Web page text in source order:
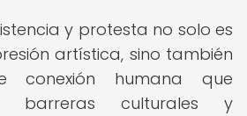
y protesta no solo es
artística, sino también
conexión humana que
barreras culturales y